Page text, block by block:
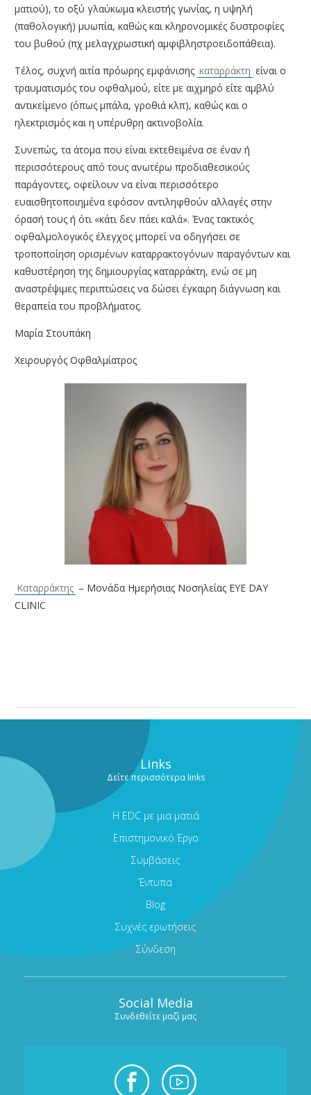
ματιού), το οξύ γλαύκωμα κλειστής γωνίας, η υψηλή
(παθολογική) μυωπία, καθώς και κληρονομικές δυστροφίες
του βυθού (πχ μελαγχρωστική αμφιβληστροειδοπάθεια).
Τέλος, συχνή αιτία πρόωρης εμφάνισης καταρράκτη είναι ο
τραυματισμός του οφθαλμού, είτε με αιχμηρό είτε αμβλύ
αντικείμενο (όπως μπάλα, γροθιά κλπ), καθώς και ο
ηλεκτρισμός και η υπέρυθρη ακτινοβολία.
Συνεπώς, τα άτομα που είναι εκτεθειμένα σε έναν ή
περισσότερους από τους ανωτέρω προδιαθεσικούς
παράγοντες, οφείλουν να είναι περισσότερο
ευαισθητοποιημένα εφόσον αντιληφθούν αλλαγές στην
όρασή τους ή ότι «κάτι δεν πάει καλά». Ένας τακτικός
οφθαλμολογικός έλεγχος μπορεί να οδηγήσει σε
τροποποίηση ορισμένων καταρρακτογόνων παραγόντων και
καθυστέρηση της δημιουργίας καταρράκτη, ενώ σε μη
αναστρέψιμες περιπτώσεις να δώσει έγκαιρη διάγνωση και
θεραπεία του προβλήματος.
Μαρία Στουπάκη
Χειρουργός Οφθαλμίατρος
Καταρράκτης – Μονάδα Ημερήσιας Νοσηλείας EYE DAY
CLINIC
Links
Δείτε περισσότερα links
Η EDC με μια ματιά
Επιστημονικό Έργο
Συμβάσεις
Έντυπα
Blog
Συχνές ερωτήσεις
Σύνδεση
Social Media
Συνδεθείτε μαζί μας